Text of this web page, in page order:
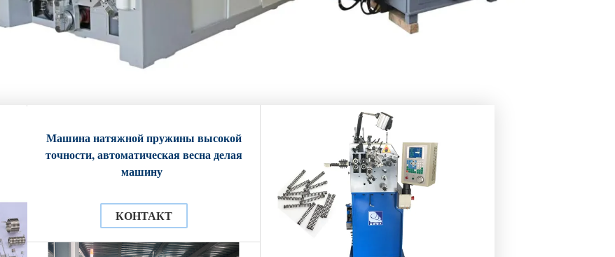
Машина натяжной пружины высокой
точности, автоматическая весна делая
машину
КОНТАКТ